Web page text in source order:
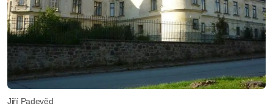
Jiří Padevěd